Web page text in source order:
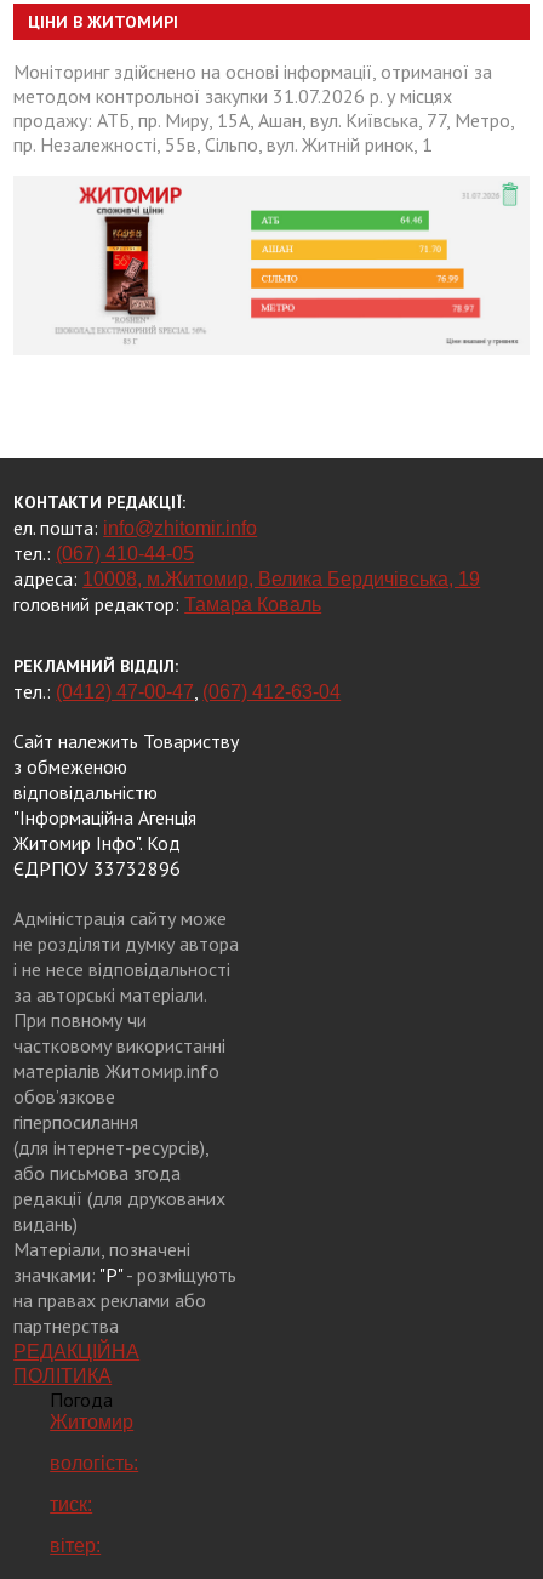
ЦІНИ В ЖИТОМИРІ
Моніторинг здійснено на основі інформації, отриманої за
методом контрольної закупки 31.07.2026 р. у місцях
продажу: АТБ, пр. Миру, 15А, Ашан, вул. Київська, 77, Метро,
пр. Незалежності, 55в, Сільпо, вул. Житній ринок, 1
КОНТАКТИ РЕДАКЦІЇ:
ел. пошта: info@zhitomir.info
тел.: (067) 410-44-05
адреса: 10008, м.Житомир, Велика Бердичівська, 19
головний редактор:Тамара Коваль
РЕКЛАМНИЙ ВІДДІЛ:
тел.: (0412) 47-00-47, (067) 412-63-04
Сайт належить Товариству
з обмеженою
відповідальністю
"Інформаційна Агенція
Житомир Інфо". Код
ЄДРПОУ 33732896
Адміністрація сайту може
не розділяти думку автора
і не несе відповідальності
за авторські матеріали.
При повному чи
частковому використанні
матеріалів Житомир.info
обов’язкове
гіперпосилання
(для інтернет-ресурсів),
або письмова згода
редакції (для друкованих
видань)
Матеріали, позначені
значками: "Р"- розміщують
на правах реклами або
партнерства
РЕДАКЦІЙНА
ПОЛІТИКА
Погода
Житомир
вологість:
тиск:
вітер: